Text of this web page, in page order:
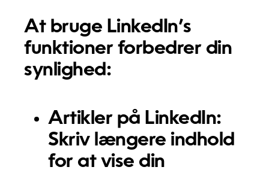
At bruge LinkedIn’s
funktioner forbedrer din
synlighed:
Artikler på LinkedIn:
Skriv længere indhold
for at vise din